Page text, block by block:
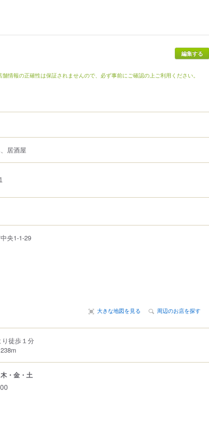
情報の正確性は保証されませんので、必ず事前にご確認の上ご利用ください。
居酒屋
中央1-1-29
大きな地図を見る 周辺のお店を探す
徒歩１分
・金・土